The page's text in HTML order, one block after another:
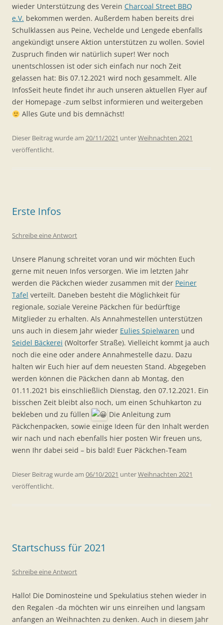
wieder Unterstützung des Verein Charcoal Street BBQ
e.V. bekommen werden. Außerdem haben bereits drei
Schulklassen aus Peine, Vechelde und Lengede ebenfalls
angekündigt unsere Aktion unterstützen zu wollen. Soviel
Zuspruch finden wir natürlich super! Wer noch
unentschlossen ist oder sich einfach nur noch Zeit
gelassen hat: Bis 07.12.2021 wird noch gesammelt. Alle
InfosSeit heute findet ihr auch unseren aktuellen Flyer auf
der Homepage -zum selbst informieren und weitergeben
Alles Gute und bis demnächst!
Dieser Beitrag wurde am 20/11/2021 unterWeihnachten 2021
veröffentlicht.
Erste Infos
Schreibe eine Antwort
Unsere Planung schreitet voran und wir möchten Euch
gerne mit neuen Infos versorgen. Wie im letzten Jahr
werden die Päckchen wieder zusammen mit der Peiner
Tafel verteilt. Daneben besteht die Möglichkeit für
regionale, soziale Vereine Päckchen für bedürftige
Mitglieder zu erhalten. Als Annahmestellen unterstützen
uns auch in diesem Jahr wieder Eulies Spielwaren und
Seidel Bäckerei (Woltorfer Straße). Vielleicht kommt ja auch
noch die eine oder andere Annahmestelle dazu. Dazu
halten wir Euch hier auf dem neuesten Stand. Abgegeben
werden können die Päckchen dann ab Montag, den
01.11.2021 bis einschließlich Dienstag, den 07.12.2021. Ein
bisschen Zeit bleibt also noch, um einen Schuhkarton zu
bekleben und zu füllen
Die Anleitung zum
Päckchenpacken, sowie einige Ideen für den Inhalt werden
wir nach und nach ebenfalls hier posten Wir freuen uns,
wenn Ihr dabei seid – bis bald! Euer Päckchen-Team
Dieser Beitrag wurde am 06/10/2021 unterWeihnachten 2021
veröffentlicht.
Startschuss für 2021
Schreibe eine Antwort
Hallo! Die Dominosteine und Spekulatius stehen wieder in
den Regalen -da möchten wir uns einreihen und langsam
anfangen an Weihnachten zu denken. Auch in diesem Jahr